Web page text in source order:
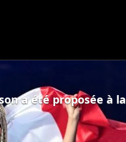
a été proposée à la